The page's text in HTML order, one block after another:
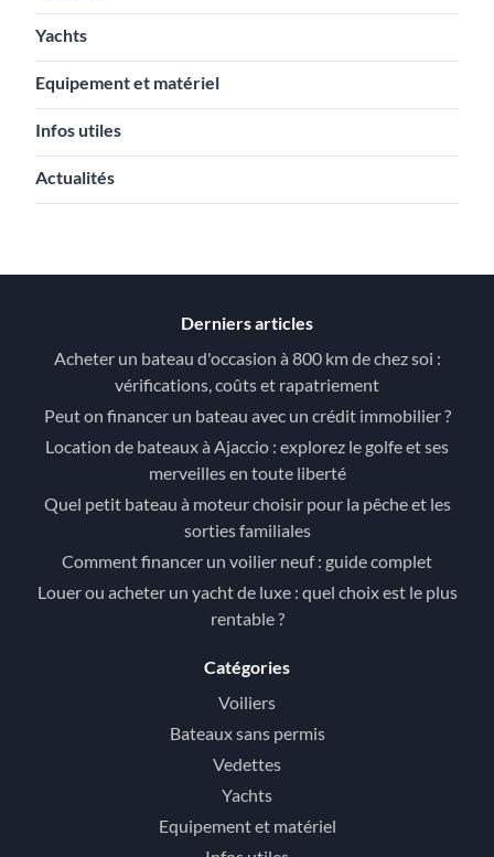
Yachts
Equipement et matériel
Infos utiles
Actualités
Derniers articles
Acheter un bateau d'occasion à 800 km de chez soi :
vérifications, coûts et rapatriement
Peut on financer un bateau avec un crédit immobilier ?
Location de bateaux à Ajaccio : explorez le golfe et ses
merveilles en toute liberté
Quel petit bateau à moteur choisir pour la pêche et les
sorties familiales
Comment financer un voilier neuf : guide complet
Louer ou acheter un yacht de luxe : quel choix est le plus
rentable ?
Catégories
Voiliers
Bateaux sans permis
Vedettes
Yachts
Equipement et matériel